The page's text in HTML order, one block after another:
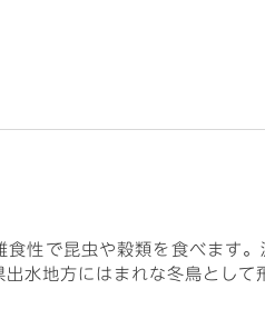
食性で昆虫や穀類を食べます
水地方にはまれな冬鳥として